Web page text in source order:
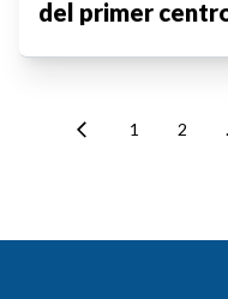
del primer
1 2